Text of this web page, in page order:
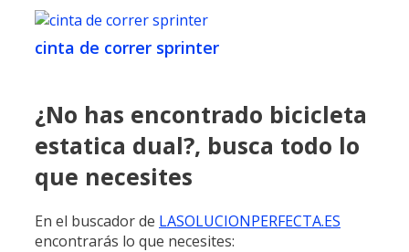
cinta de correr sprinter
¿No has encontrado bicicleta
estatica dual?, busca todo lo
que necesites
En el buscador de LASOLUCIONPERFECTA.ES
encontrarás lo que necesites: